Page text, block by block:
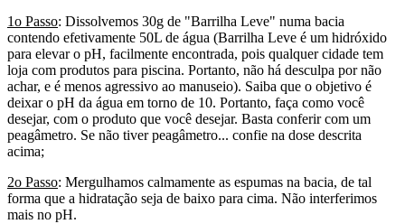
1o Passo: Dissolvemos 30g de "Barrilha Leve" numa bacia
contendo efetivamente 50L de água (Barrilha Leve é um hidróxido
para elevar o pH, facilmente encontrada, pois qualquer cidade tem
loja com produtos para piscina. Portanto, não há desculpa por não
achar, e é menos agressivo ao manuseio). Saiba que o objetivo é
deixar o pH da água em torno de 10. Portanto, faça como você
desejar, com o produto que você desejar. Basta conferir com um
peagâmetro. Se não tiver peagâmetro... confie na dose descrita
acima;
2o Passo: Mergulhamos calmamente as espumas na bacia, de tal
forma que a hidratação seja de baixo para cima. Não interferimos
mais no pH.